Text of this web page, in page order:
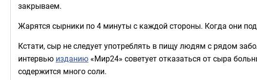
закрываем.
Жарятся сырники по 4 минуты с каждой стороны. Когда они
Кстати, сыр не следует употреблять в пищу людям с рядом
интервью изданию «Мир24» советует отказаться от сыра
содержится много соли.